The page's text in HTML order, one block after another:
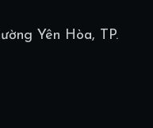
Yên Hòa, TP.